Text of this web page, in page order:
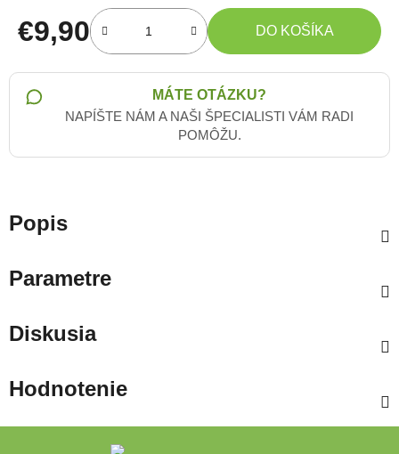
€9,90
Jednotková cena:
DO KOŠÍKA
MÁTE OTÁZKU?
NAPÍŠTE NÁM A NAŠI ŠPECIALISTI VÁM RADI
POMÔŽU.
Popis
Parametre
Diskusia
Hodnotenie